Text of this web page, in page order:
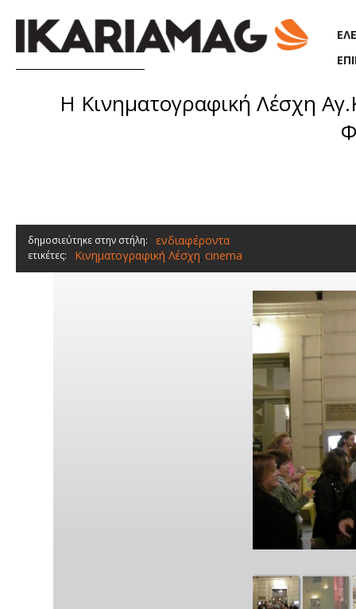
Η Κινηματογραφική Λέσχη
δημοσιεύτηκε στην στήλη: ενδιαφέροντα
ετικέτες: Κινηματογραφική Λέσχη, cinema